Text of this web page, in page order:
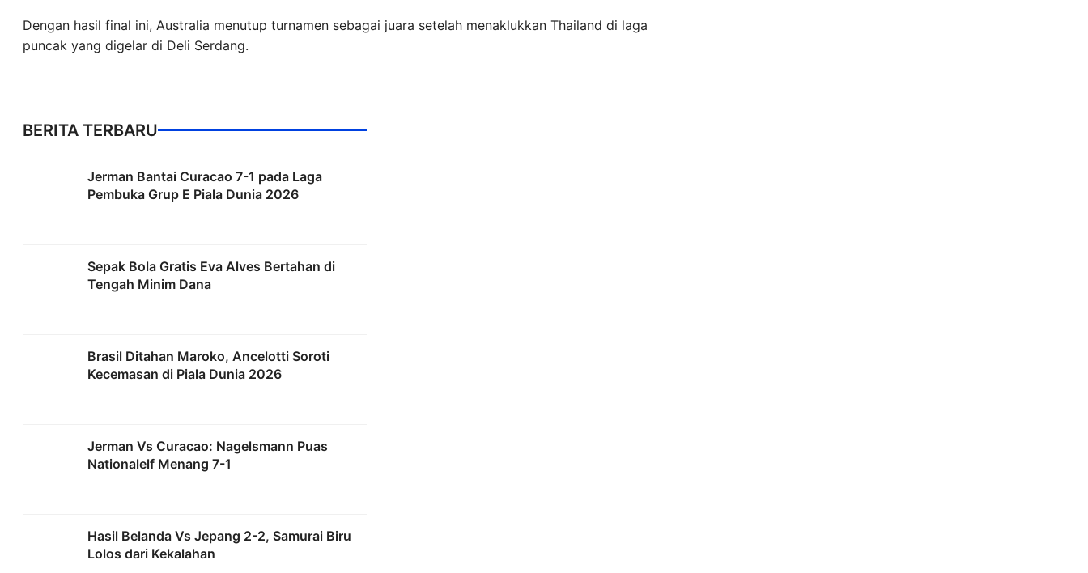
Dengan hasil final ini, Australia menutup turnamen sebagai juara setelah menaklukkan Thailand di laga
puncak yang digelar di Deli Serdang.
BERITA TERBARU
Jerman Bantai Curacao 7-1 pada Laga
Pembuka Grup E Piala Dunia 2026
Sepak Bola Gratis Eva Alves Bertahan di
Tengah Minim Dana
Brasil Ditahan Maroko, Ancelotti Soroti
Kecemasan di Piala Dunia 2026
Jerman Vs Curacao: Nagelsmann Puas
Nationalelf Menang 7-1
Hasil Belanda Vs Jepang 2-2, Samurai Biru
Lolos dari Kekalahan